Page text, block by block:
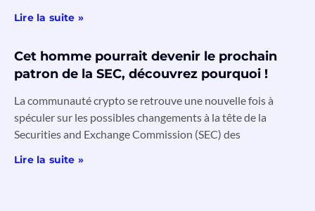
Lire la suite »
Cet homme pourrait devenir le prochain
patron de la SEC, découvrez pourquoi !
La communauté crypto se retrouve une nouvelle fois à
spéculer sur les possibles changements à la tête de la
Securities and Exchange Commission (SEC) des
Lire la suite »